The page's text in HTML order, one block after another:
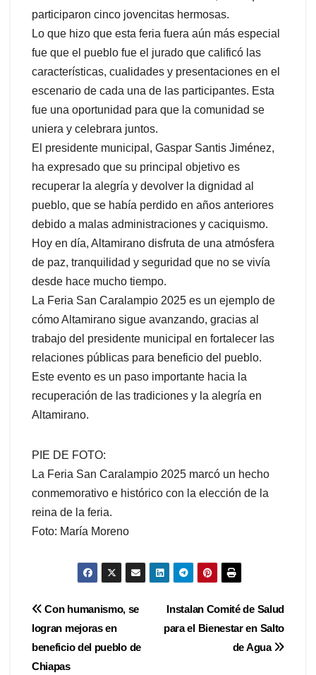
participaron cinco jovencitas hermosas.
Lo que hizo que esta feria fuera aún más especial
fue que el pueblo fue el jurado que calificó las
características, cualidades y presentaciones en el
escenario de cada una de las participantes. Esta
fue una oportunidad para que la comunidad se
uniera y celebrara juntos.
El presidente municipal, Gaspar Santis Jiménez,
ha expresado que su principal objetivo es
recuperar la alegría y devolver la dignidad al
pueblo, que se había perdido en años anteriores
debido a malas administraciones y caciquismo.
Hoy en día, Altamirano disfruta de una atmósfera
de paz, tranquilidad y seguridad que no se vivía
desde hace mucho tiempo.
La Feria San Caralampio 2025 es un ejemplo de
cómo Altamirano sigue avanzando, gracias al
trabajo del presidente municipal en fortalecer las
relaciones públicas para beneficio del pueblo.
Este evento es un paso importante hacia la
recuperación de las tradiciones y la alegría en
Altamirano.
PIE DE FOTO:
La Feria San Caralampio 2025 marcó un hecho
conmemorativo e histórico con la elección de la
reina de la feria.
Foto: María Moreno
Navegación
de
Instalan Comité de Salud
para el Bienestar en Salto
de Agua
Con humanismo, se
logran mejoras en
beneficio del pueblo de
Chiapas